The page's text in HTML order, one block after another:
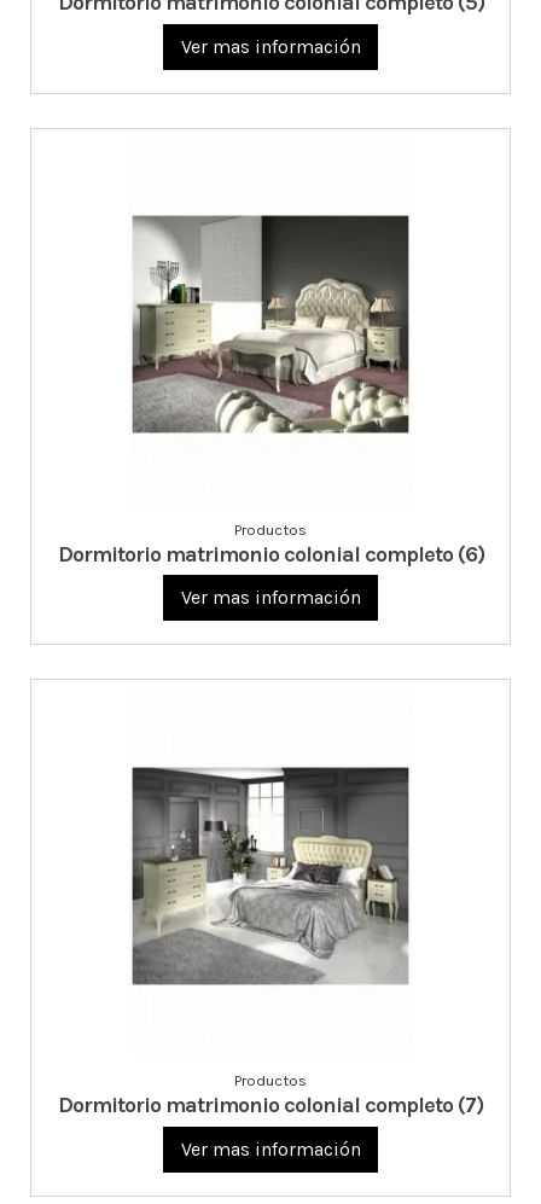
Ver mas información
Productos
Dormitorio matrimonio colonial completo (6)
Ver mas información
Productos
Dormitorio matrimonio colonial completo (7)
Ver mas información